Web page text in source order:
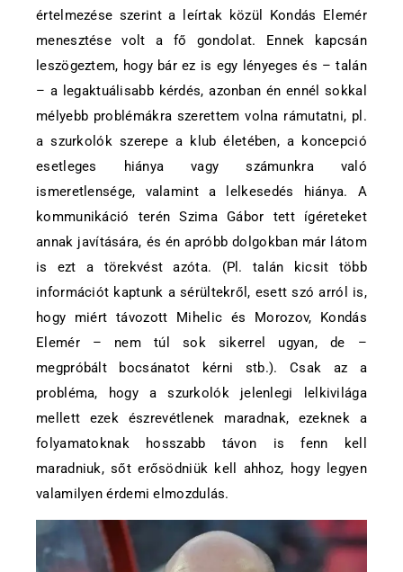
értelmezése szerint a leírtak közül Kondás Elemér
menesztése volt a fő gondolat. Ennek kapcsán
leszögeztem, hogy bár ez is egy lényeges és – talán
– a legaktuálisabb kérdés, azonban én ennél sokkal
mélyebb problémákra szerettem volna rámutatni, pl.
a szurkolók szerepe a klub életében, a koncepció
esetleges hiánya vagy számunkra való
ismeretlensége, valamint a lelkesedés hiánya. A
kommunikáció terén Szima Gábor tett ígéreteket
annak javítására, és én apróbb dolgokban már látom
is ezt a törekvést azóta. (Pl. talán kicsit több
információt kaptunk a sérültekről, esett szó arról is,
hogy miért távozott Mihelic és Morozov, Kondás
Elemér – nem túl sok sikerrel ugyan, de –
megpróbált bocsánatot kérni stb.). Csak az a
probléma, hogy a szurkolók jelenlegi lelkivilága
mellett ezek észrevétlenek maradnak, ezeknek a
folyamatoknak hosszabb távon is fenn kell
maradniuk, sőt erősödniük kell ahhoz, hogy legyen
valamilyen érdemi elmozdulás.